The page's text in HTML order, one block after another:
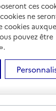
Portail
et de leurs
et animé
partenaires
leurs aidants.
ces
ne
cookies
pouvez être